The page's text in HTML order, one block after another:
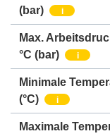
(bar)
i
Max.
°C (bar)
i
Minimale
(°C)
i
Maximale